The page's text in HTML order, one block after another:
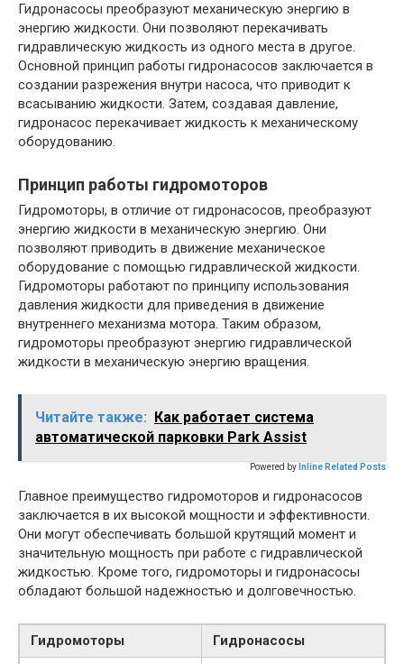
Гидронасосы преобразуют механическую энергию в
энергию жидкости. Они позволяют перекачивать
гидравлическую жидкость из одного места в другое.
Основной принцип работы гидронасосов заключается в
создании разрежения внутри насоса, что приводит к
всасыванию жидкости. Затем, создавая давление,
гидронасос перекачивает жидкость к механическому
оборудованию.
Принцип работы гидромоторов
Гидромоторы, в отличие от гидронасосов, преобразуют
энергию жидкости в механическую энергию. Они
позволяют приводить в движение механическое
оборудование с помощью гидравлической жидкости.
Гидромоторы работают по принципу использования
давления жидкости для приведения в движение
внутреннего механизма мотора. Таким образом,
гидромоторы преобразуют энергию гидравлической
жидкости в механическую энергию вращения.
Читайте также:
Как работает система
автоматической парковки Park Assist
Powered by Inline Related Posts
Главное преимущество гидромоторов и гидронасосов
заключается в их высокой мощности и эффективности.
Они могут обеспечивать большой крутящий момент и
значительную мощность при работе с гидравлической
жидкостью. Кроме того, гидромоторы и гидронасосы
обладают большой надежностью и долговечностью.
Гидромоторы
Гидронасосы